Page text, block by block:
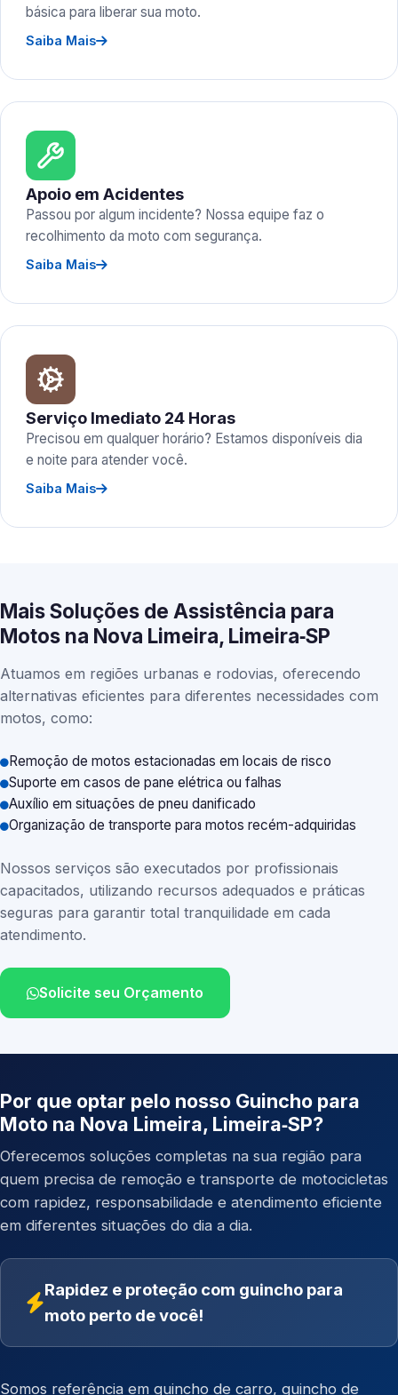
básica para liberar sua moto.
Saiba Mais
Apoio em Acidentes
Passou por algum incidente? Nossa equipe faz o
recolhimento da moto com segurança.
Saiba Mais
Serviço Imediato 24 Horas
Precisou em qualquer horário? Estamos disponíveis dia
e noite para atender você.
Saiba Mais
Mais Soluções de Assistência para
Motos na Nova Limeira, Limeira‑SP
Atuamos em regiões urbanas e rodovias, oferecendo
alternativas eficientes para diferentes necessidades com
motos, como:
Remoção de motos estacionadas em locais de risco
Suporte em casos de pane elétrica ou falhas
Auxílio em situações de pneu danificado
Organização de transporte para motos recém-adquiridas
Nossos serviços são executados por profissionais
capacitados, utilizando recursos adequados e práticas
seguras para garantir total tranquilidade em cada
atendimento.
Solicite seu Orçamento
Por que optar pelo nosso Guincho para
Moto na Nova Limeira, Limeira‑SP?
Oferecemos soluções completas na sua região para
quem precisa de remoção e transporte de motocicletas
com rapidez, responsabilidade e atendimento eficiente
em diferentes situações do dia a dia.
Rapidez e proteção com guincho para
moto perto de você!
Somos referência em guincho de carro, guincho de